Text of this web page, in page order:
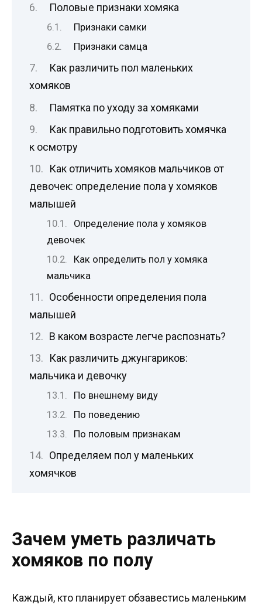
Половые признаки хомяка
Признаки самки
Признаки самца
Как различить пол маленьких
хомяков
Памятка по уходу за хомяками
Как правильно подготовить хомячка
к осмотру
Как отличить хомяков мальчиков от
девочек: определение пола у хомяков
малышей
Определение пола у хомяков
девочек
Как определить пол у хомяка
мальчика
Особенности определения пола
малышей
В каком возрасте легче распознать?
Как различить джунгариков:
мальчика и девочку
По внешнему виду
По поведению
По половым признакам
Определяем пол у маленьких
хомячков
Зачем уметь различать
хомяков по полу
Каждый, кто планирует обзавестись маленьким